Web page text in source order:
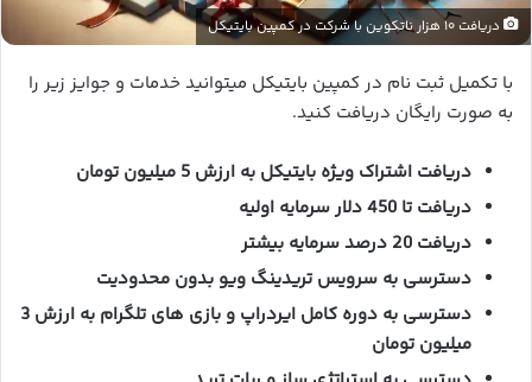
دریافت ۱۰ هزار ناتکوین با شرکت در کمپین بایتیکل
با تکمیل ثبت نام در کمپین بایتیکل میتوانید خدمات و جوایز زیر را
به صورت رایگان دریافت کنید.
دریافت اشتراک ویژه بایتیکل به ارزش 5 میلیون تومان
دریافت تا 450 دلار سرمایه اولیه
دریافت 20 درصد سرمایه بیشتر
دسترسی به سرویس تریدینگ ویو بدون محدودیت
دسترسی به دوره کامل ایردراپ و بازی های تلگرام به ارزش 3
میلیون تومان